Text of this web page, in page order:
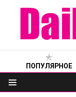
ПОПУЛЯРНОЕ
Меню